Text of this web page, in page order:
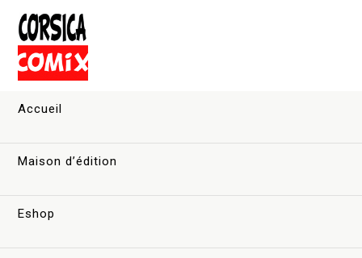
Accueil
Maison d’édition
Eshop